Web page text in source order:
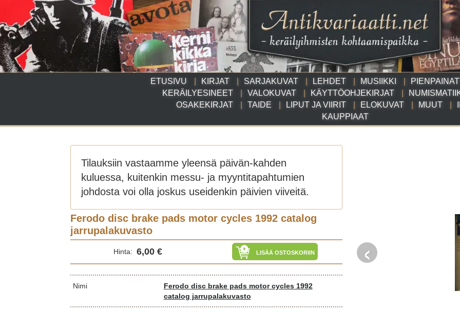
ETUSIVU KIRJAT SARJAKUVAT LEHDET MUSIIKKI
KERÄILYESINEET
VALOKUVAT KÄYTTÖOHJEKIRJAT
OSAKEKIRJAT
TAIDE LIPUT JA VIIRIT ELOKUVAT MUUT
KAUPPIAAT
Tilauksiin vastaamme yleensä päivän-kahden
kuluessa, kuitenkin messu- ja myyntitapahtumien
johdosta voi olla joskus useidenkin päivien viiveitä.
Ferodo disc brake pads motor cycles 1992 catalog
jarrupalakuvasto
‹
Hinta: 6,00 € LISÄÄ OSTOSKORIIN
Nimi
Ferodo disc brake pads motor cycles 1992
catalog jarrupalakuvasto